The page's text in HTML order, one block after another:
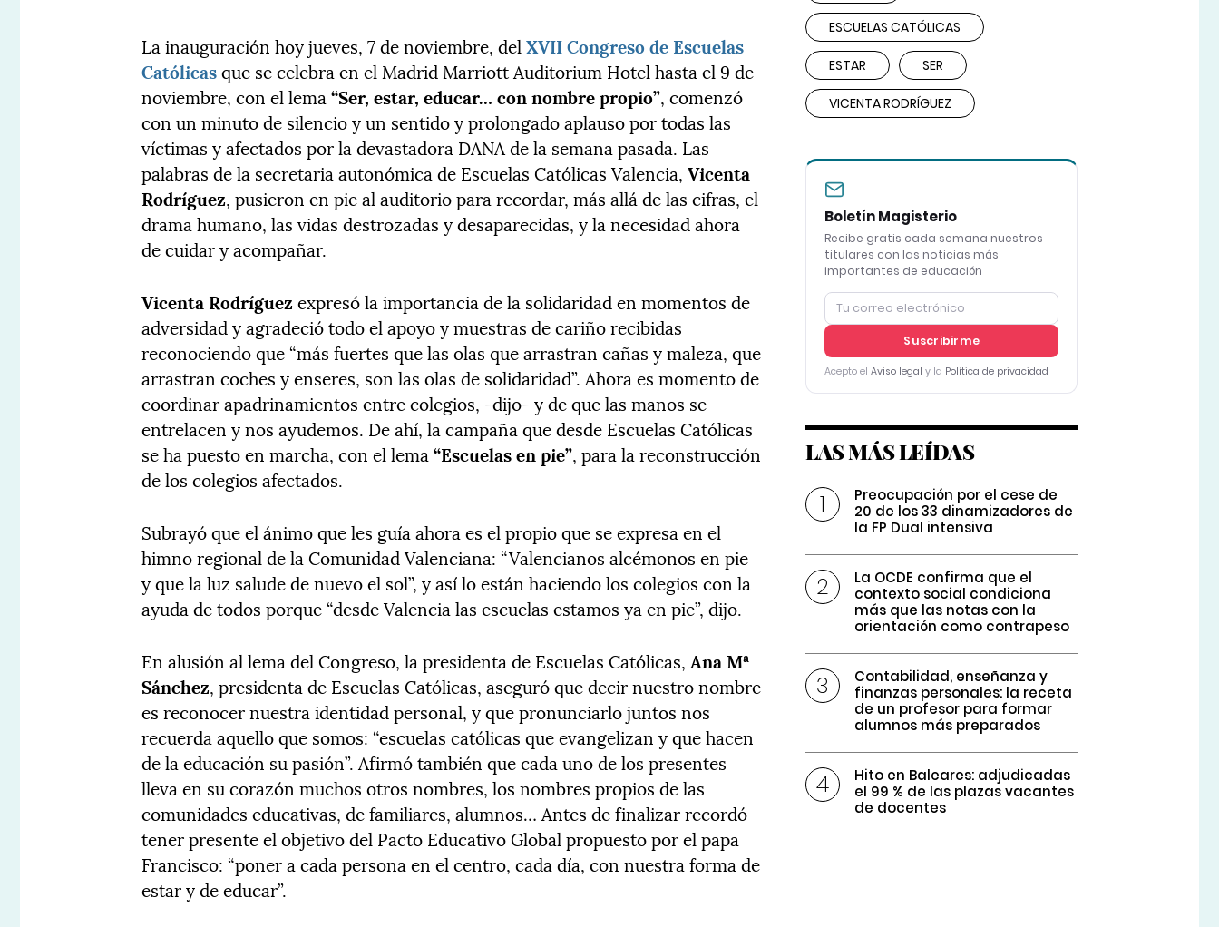
La inauguración hoy jueves, 7 de noviembre, delXVII Congreso de Escuelas
Católicasque se celebra en el Madrid Marriott Auditorium Hotel hasta el 9 de
noviembre, con el lema“Ser, estar, educar… con nombre propio”, comenzó
con un minuto de silencio y un sentido y prolongado aplauso por todas las
víctimas y afectados por la devastadora DANA de la semana pasada. Las
palabras de la secretaria autonómica de Escuelas Católicas Valencia,Vicenta
Rodríguez, pusieron en pie al auditorio para recordar, más allá de las cifras, el
drama humano, las vidas destrozadas y desaparecidas, y la necesidad ahora
de cuidar y acompañar.
Vicenta Rodríguezexpresó la importancia de la solidaridad en momentos de
adversidad y agradeció todo el apoyo y muestras de cariño recibidas
reconociendo que “más fuertes que las olas que arrastran cañas y maleza, que
arrastran coches y enseres, son las olas de solidaridad”. Ahora es momento de
coordinar apadrinamientos entre colegios, -dijo- y de que las manos se
entrelacen y nos ayudemos. De ahí, la campaña que desde Escuelas Católicas
se ha puesto en marcha, con el lema“Escuelas en pie”, para la reconstrucción
de los colegios afectados.
Subrayó que el ánimo que les guía ahora es el propio que se expresa en el
himno regional de la Comunidad Valenciana: “Valencianos alcémonos en pie
y que la luz salude de nuevo el sol”, y así lo están haciendo los colegios con la
ayuda de todos porque “desde Valencia las escuelas estamos ya en pie”, dijo.
En alusión al lema del Congreso, la presidenta de Escuelas Católicas,Ana Mª
Sánchez, presidenta de Escuelas Católicas, aseguró que decir nuestro nombre
es reconocer nuestra identidad personal, y que pronunciarlo juntos nos
recuerda aquello que somos: “escuelas católicas que evangelizan y que hacen
de la educación su pasión”. Afirmó también que cada uno de los presentes
lleva en su corazón muchos otros nombres, los nombres propios de las
comunidades educativas, de familiares, alumnos… Antes de finalizar recordó
tener presente el objetivo del Pacto Educativo Global propuesto por el papa
Francisco: “poner a cada persona en el centro, cada día, con nuestra forma de
estar y de educar”.
ESCUELAS CATÓLICAS
ESTAR SER
VICENTA RODRÍGUEZ
Boletín Magisterio
Recibe gratis cada semana nuestros
titulares con las noticias más
importantes de educación
Suscribirme
Acepto el Aviso legal y la Política de privacidad
LAS MÁS LEÍDAS
Preocupación por el cese de
20 de los 33 dinamizadores de
la FP Dual intensiva
La OCDE confirma que el
contexto social condiciona
más que las notas con la
orientación como contrapeso
Contabilidad, enseñanza y
finanzas personales: la receta
de un profesor para formar
alumnos más preparados
Hito en Baleares: adjudicadas
el 99 % de las plazas vacantes
de docentes